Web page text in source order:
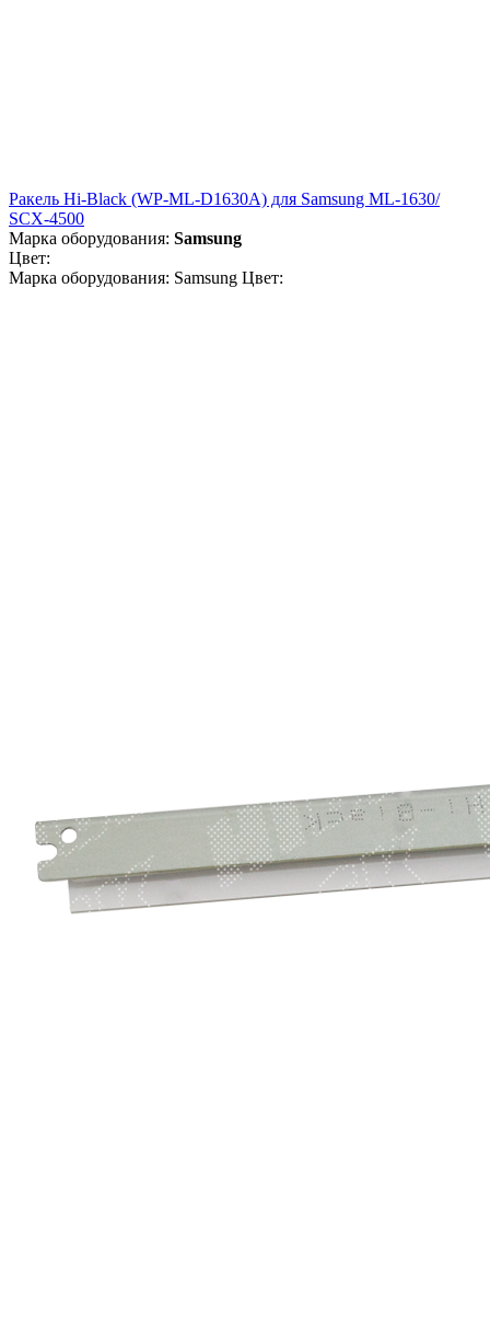
Ракель Hi-Black (WP-ML-D1630A) для Samsung ML-1630/
SCX-4500
Марка оборудования: Samsung
Цвет:
Марка оборудования: Samsung Цвет: